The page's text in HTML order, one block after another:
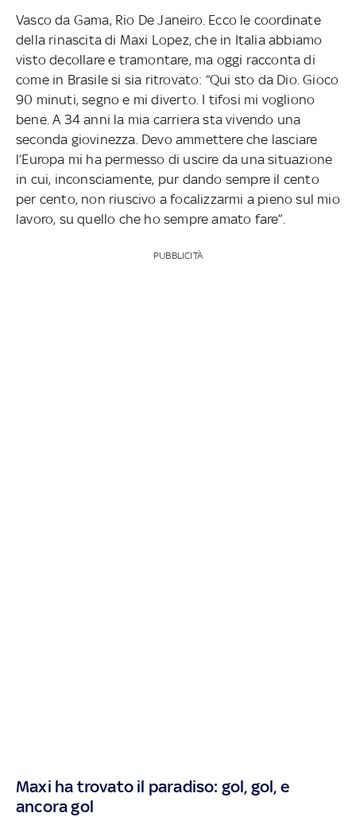
Vasco da Gama, Rio De Janeiro. Ecco le coordinate
della rinascita di Maxi Lopez, che in Italia abbiamo
visto decollare e tramontare, ma oggi racconta di
come in Brasile si sia ritrovato: “Qui sto da Dio. Gioco
90 minuti, segno e mi diverto. I tifosi mi vogliono
bene. A 34 anni la mia carriera sta vivendo una
seconda giovinezza. Devo ammettere che lasciare
l’Europa mi ha permesso di uscire da una situazione
in cui, inconsciamente, pur dando sempre il cento
per cento, non riuscivo a focalizzarmi a pieno sul mio
lavoro, su quello che ho sempre amato fare”.
PUBBLICITÀ
Maxi ha trovato il paradiso: gol, gol, e
ancora gol